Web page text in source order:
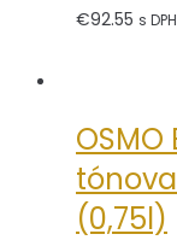
€92.55 s DPH
(0,75l)